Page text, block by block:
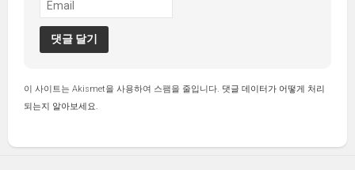
이 사이트는 Akismet을 사용하여 스팸을 줄입니다. 댓글 데이터가 어떻게 처리
되는지 알아보세요.